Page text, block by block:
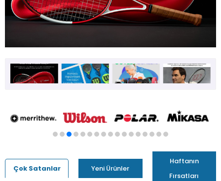
Çok Satanlar Yeni Ürünler
Haftanın
Fırsatları